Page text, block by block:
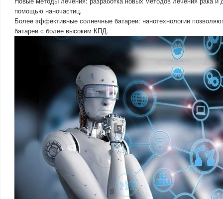
помощью наночастиц.
Более эффективные солнечные батареи: нанотехнологии
батареи с более высоким КПД.